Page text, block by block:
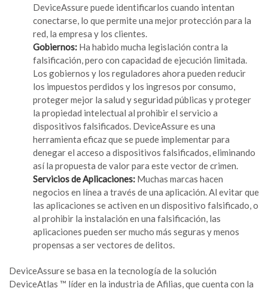
DeviceAssure puede identificarlos cuando intentan
conectarse, lo que permite una mejor protección para la
red, la empresa y los clientes.
Gobiernos: Ha habido mucha legislación contra la
falsificación, pero con capacidad de ejecución limitada.
Los gobiernos y los reguladores ahora pueden reducir
los impuestos perdidos y los ingresos por consumo,
proteger mejor la salud y seguridad públicas y proteger
la propiedad intelectual al prohibir el servicio a
dispositivos falsificados. DeviceAssure es una
herramienta eficaz que se puede implementar para
denegar el acceso a dispositivos falsificados, eliminando
así la propuesta de valor para este vector de crimen.
Servicios de Aplicaciones: Muchas marcas hacen
negocios en línea a través de una aplicación. Al evitar que
las aplicaciones se activen en un dispositivo falsificado, o
al prohibir la instalación en una falsificación, las
aplicaciones pueden ser mucho más seguras y menos
propensas a ser vectores de delitos.
DeviceAssure se basa en la tecnología de la solución
DeviceAtlas ™ líder en la industria de Afilias, que cuenta con la